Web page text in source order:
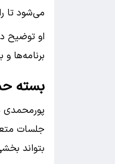
می‌شود تا
او توضیح
برنامه‌ها
بسته
پورمحمدی
جلسات
بتواند